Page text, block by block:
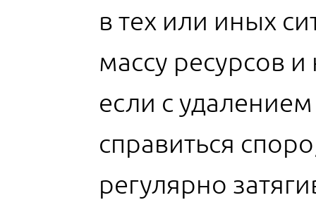
в тех или иных
массу ресурсов
если с
справиться
регулярно